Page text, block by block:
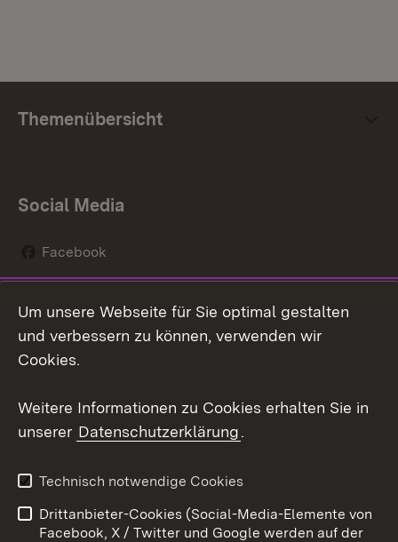
Themenübersicht
Social Media
Facebook
Social Wall
Youtube
Kontakt
Datenschutz
Barrierefreiheit
Impressum Cookies
Um unsere Webseite für Sie optimal gestalten
und verbessern zu können, verwenden wir
Cookies.
Weitere Informationen zu Cookies erhalten Sie in
unserer Datenschutzerklärung.
Technisch notwendige Cookies
Drittanbieter-Cookies (Social-Media-Elemente von
Facebook, X / Twitter und Google werden auf der